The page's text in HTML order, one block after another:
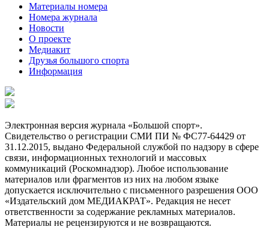
Материалы номера
Номера журнала
Новости
О проекте
Медиакит
Друзья большого спорта
Информация
Электронная версия журнала «Большой спорт».
Свидетельство о регистрации СМИ ПИ № ФС77-64429 от
31.12.2015, выдано Федеральной службой по надзору в сфере
связи, информационных технологий и массовых
коммуникаций (Роскомнадзор). Любое использование
материалов или фрагментов из них на любом языке
допускается исключительно с письменного разрешения ООО
«Издательский дом МЕДИАКРАТ». Редакция не несет
ответственности за содержание рекламных материалов.
Материалы не рецензируются и не возвращаются.